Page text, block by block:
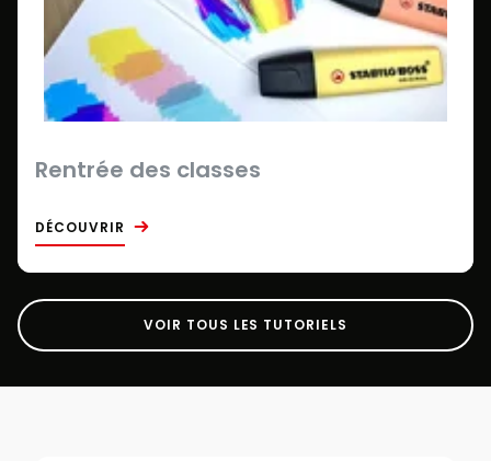
Rentrée des classes
DÉCOUVRIR
VOIR TOUS LES TUTORIELS